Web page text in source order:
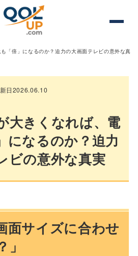
「倍」になるのか？迫力の大画面テレビの意外な真
日2026.06.10
大きくなれば、電
になるのか？迫力
ビの意外な真実
面サイズに合わせ